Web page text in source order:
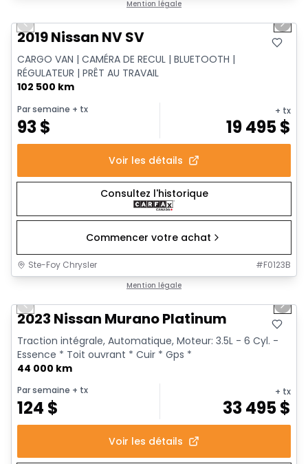
Mention légale
Previous slide Next
2019 Nissan NV SV
CARGO VAN | CAMÉRA DE RECUL | BLUETOOTH |
RÉGULATEUR | PRÊT AU TRAVAIL
102 500 km
Par semaine + tx
93$
+ tx
19 495$
Voir les détails
Consultez l'historique
Commencer votre achat
Ste-Foy Chrysler #F0123B
Mention légale
Previous slide Next
2023 Nissan Murano Platinum
Traction intégrale, Automatique, Moteur: 3.5L - 6 Cyl. -
Essence * Toit ouvrant * Cuir * Gps *
44 000 km
Par semaine + tx
124 $
+ tx
33 495$
Voir les détails